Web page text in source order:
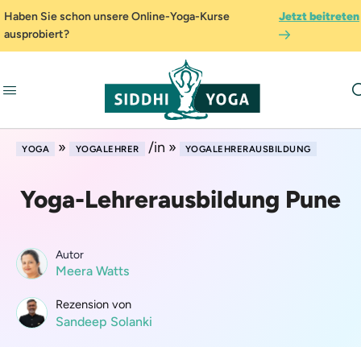
Haben Sie schon unsere Online-Yoga-Kurse
ausprobiert?
Jetzt beitreten
YOGA » YOGALEHRER /in » YOGALEHRERAUSBILDUNG
Yoga-Lehrerausbildung Pune
Autor
Meera Watts
Rezension von
Sandeep Solanki